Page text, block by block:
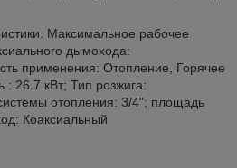
Максимальное рабочее
дымохода:
применения: Отопление, Горячее
26.7 кВт; Тип розжига:
отопления: 3/4"; площадь
Коаксиальный